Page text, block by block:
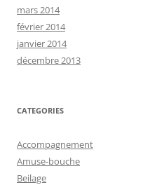
mars 2014
février 2014
janvier 2014
décembre 2013
CATEGORIES
Accompagnement
Amuse-bouche
Beilage